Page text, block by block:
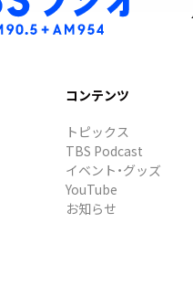
コンテンツ
トピックス
TBS Podcast
イベント・グッズ
YouTube
お知らせ